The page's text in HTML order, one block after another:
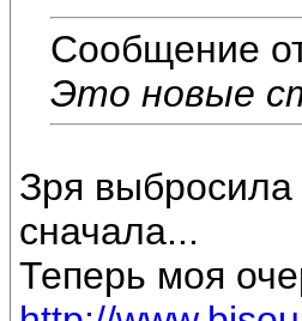
Сообщение
Это новые
Зря выбросила
сначала...
Теперь моя